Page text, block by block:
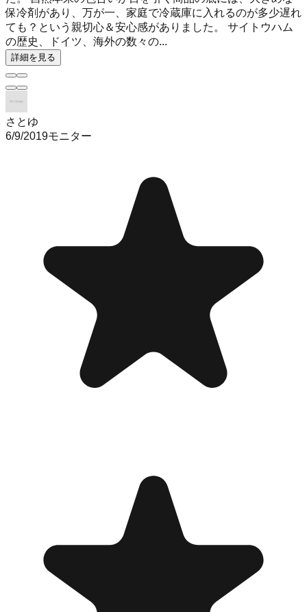
保冷剤があり、万が一、家庭で冷蔵庫に入れるのが多少遅れ
ても？という親切心＆安心感がありました。 サイトウハム
の歴史、ドイツ、海外の数々の...
詳細を見る
さとゆ
6/9/2019モニター